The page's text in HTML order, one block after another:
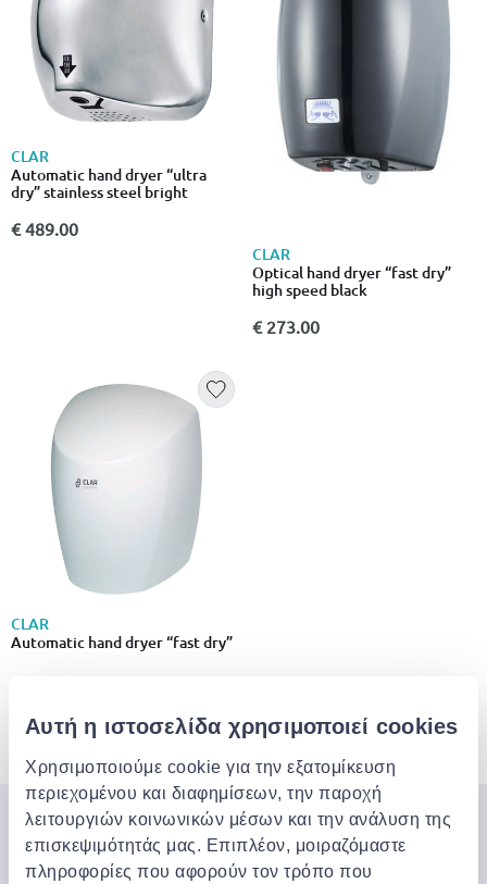
Αυτή η ιστοσελίδα χρησιμοποιεί cookies
Χρησιμοποιούμε cookie για την εξατομίκευση
περιεχομένου και διαφημίσεων, την παροχή
λειτουργιών κοινωνικών μέσων και την ανάλυση της
επισκεψιμότητάς μας. Επιπλέον, μοιραζόμαστε
πληροφορίες που αφορούν τον τρόπο που
CLAR
Automatic hand dryer “ultra
dry” stainless steel bright
€ 489.00
CLAR
Optical hand dryer “fast dry”
high speed black
€ 273.00
CLAR
Automatic hand dryer “fast dry”
Μπες στον κόσμο της